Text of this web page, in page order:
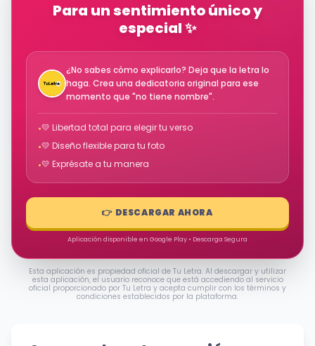
Para un sentimiento único y
especial ✨
¿No sabes cómo explicarlo? Deja que la letra lo
haga. Crea una dedicatoria original para ese
momento que "no tiene nombre".
•💛 Libertad total para elegir tu verso
•💛 Diseño flexible para tu foto
•💛 Exprésate a tu manera
👉 DESCARGAR AHORA
Aplicación disponible en Google Play • Descarga Segura
Esta aplicación es propiedad oficial de Tu Letra. Al descargar y utilizar
esta aplicación, el usuario reconoce que está accediendo al servicio
oficial proporcionado por Tu Letra y acepta cumplir con los términos y
condiciones establecidos por la plataforma.